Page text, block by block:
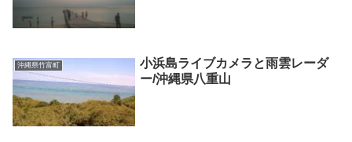
沖縄県竹富町
小浜島ライブカメラと雨雲レーダ
ー/沖縄県八重山